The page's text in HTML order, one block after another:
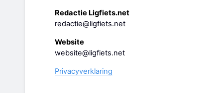
Redactie Ligfiets.net
redactie@ligfiets.net
Website
website@ligfiets.net
Privacyverklaring